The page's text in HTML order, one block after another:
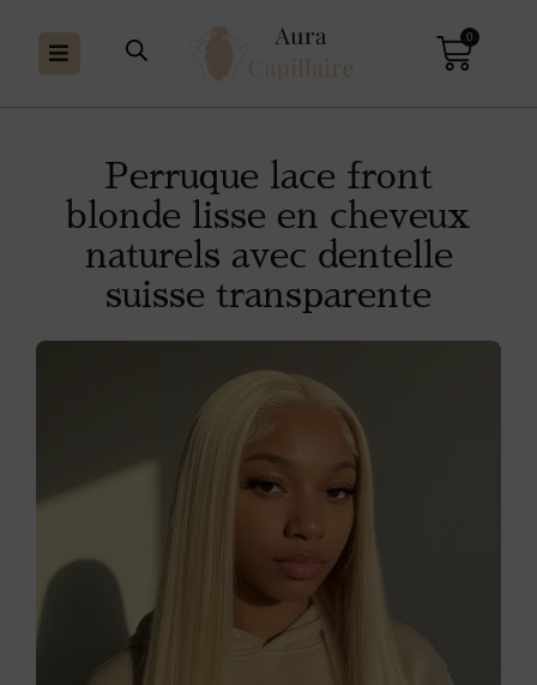
0
Perruque lace front
blonde lisse en cheveux
naturels avec dentelle
suisse transparente